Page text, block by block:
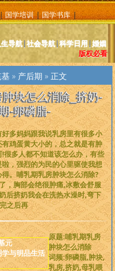
国学培训|国学书库|
用的地方，新国学理论及其核心
部分和自然科学部分对于大多数
新国学应用网则将复杂的原理和
常使用的内容方法。主要分为人
学常识。现在，新国学理论已经
学的系统性理论，来吧，每个人
导航|社会导航|科学日用 |婚姻
版权必看
» 产后期 » 正文
块怎么消除_挤奶-
-卵磷脂-
多妈妈跟我说乳房里有很多小
鸡蛋黄大小的，总之就是有肿
很多人都不知道该怎么办，有些
，强烈的为民的心里驱使我想
。哺乳期乳房肿块怎么消除?
，胸部会绝很肿痛,冰敷会舒服
后挤奶我会在洗热水澡时,弯下
之后再
元
学与明品生活
原题:哺乳期乳房
肿块怎么消除
词频:卵磷脂,肿块,
乳房,挤奶,母乳喂